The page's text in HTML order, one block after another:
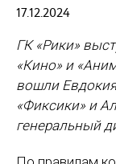
17.12.2024
ГК «Рики»
«Кино» и
вошли
«Фиксики» и
генеральный